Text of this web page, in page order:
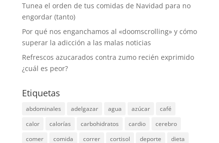
Tunea el orden de tus comidas de Navidad para no
engordar (tanto)
Por qué nos enganchamos al «doomscrolling» y cómo
superar la adicción a las malas noticias
Refrescos azucarados contra zumo recién exprimido
¿cuál es peor?
Etiquetas
abdominales adelgazar agua azúcar
café
calor
calorías carbohidratos cardio
cerebro
comer
comida correr cortisol deporte dieta